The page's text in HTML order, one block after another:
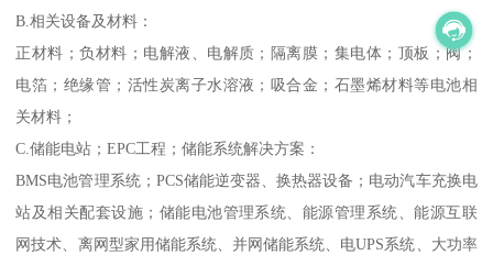
B.相关设备及材料：
正材料；负材料；电解液、电解质；隔离膜；集电体；顶板；阀；
电箔；绝缘管；活性炭离子水溶液；吸合金；石墨烯材料等电池相
关材料；
C.储能电站；EPC工程；储能系统解决方案：
BMS电池管理系统；PCS储能逆变器、换热器设备；电动汽车充换电
站及相关配套设施；储能电池管理系统、能源管理系统、能源互联
网技术、离网型家用储能系统、并网储能系统、电UPS系统、大功率